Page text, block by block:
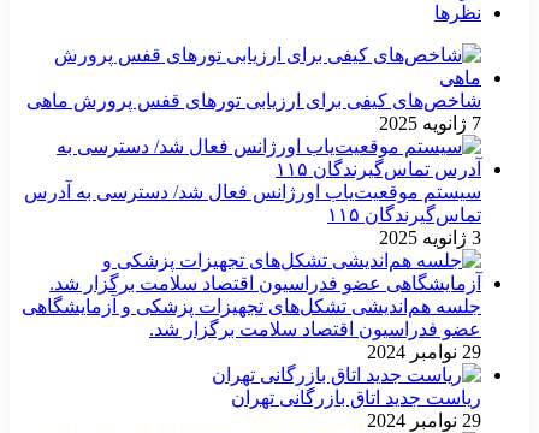
نظرها
شاخص‌های کیفی برای ارزیابی تورهای قفس پرورش ماهی
7 ژانویه 2025
سیستم موقعیت‌یاب اورژانس فعال شد/ دسترسی به آدرس
تماس‌گیرندگان ۱۱۵
3 ژانویه 2025
جلسه هم‌اندیشی تشکل‌های تجهیزات پزشکی و آزمایشگاهی
عضو فدراسیون اقتصاد سلامت برگزار شد.
29 نوامبر 2024
ریاست جدید اتاق بازرگانی تهران
29 نوامبر 2024